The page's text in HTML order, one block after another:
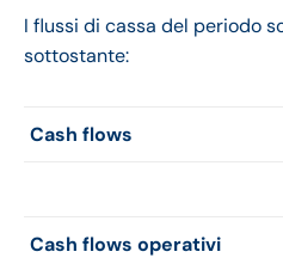
I flussi di cassa del periodo
sottostante:
Cash flows
Cash flows operativi